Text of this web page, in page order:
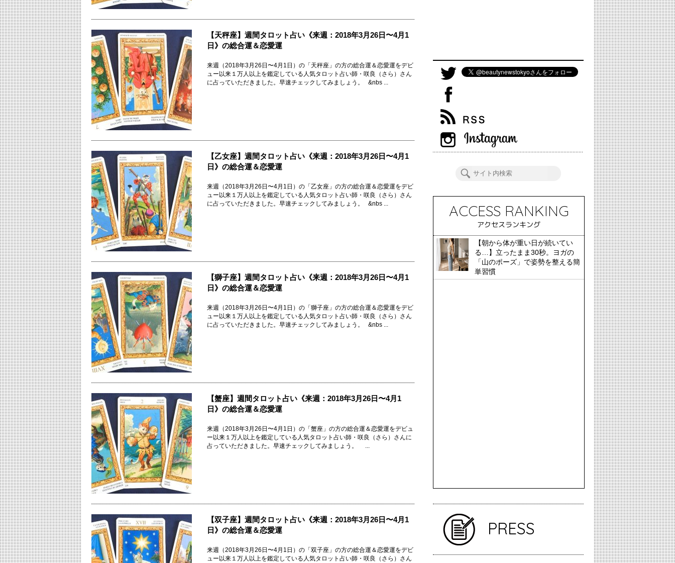
【天秤座】週間タロット占い《来週：2018年3月26日〜4月1
日》の総合運＆恋愛運
来週（2018年3月26日〜4月1日）の「天秤座」の方の総合運＆恋愛運をデビ
ュー以来１万人以上を鑑定している人気タロット占い師・咲良（さら）さん
に占っていただきました。早速チェックしてみましょう。 &nbs ...
【乙女座】週間タロット占い《来週：2018年3月26日〜4月1
日》の総合運＆恋愛運
来週（2018年3月26日〜4月1日）の「乙女座」の方の総合運＆恋愛運をデビ
ュー以来１万人以上を鑑定している人気タロット占い師・咲良（さら）さん
に占っていただきました。早速チェックしてみましょう。 &nbs ...
【獅子座】週間タロット占い《来週：2018年3月26日〜4月1
日》の総合運＆恋愛運
来週（2018年3月26日〜4月1日）の「獅子座」の方の総合運＆恋愛運をデビ
ュー以来１万人以上を鑑定している人気タロット占い師・咲良（さら）さん
に占っていただきました。早速チェックしてみましょう。 &nbs ...
【蟹座】週間タロット占い《来週：2018年3月26日〜4月1
日》の総合運＆恋愛運
来週（2018年3月26日〜4月1日）の「蟹座」の方の総合運＆恋愛運をデビュ
ー以来１万人以上を鑑定している人気タロット占い師・咲良（さら）さんに
占っていただきました。早速チェックしてみましょう。 ...
【双子座】週間タロット占い《来週：2018年3月26日〜4月1
日》の総合運＆恋愛運
来週（2018年3月26日〜4月1日）の「双子座」の方の総合運＆恋愛運をデビ
ュー以来１万人以上を鑑定している人気タロット占い師・咲良（さら）さん
ACCESS RANKING
アクセスランキング
【朝から体が重い日が続いてい
る…】立ったまま30秒。ヨガの
「山のポーズ」で姿勢を整える簡
単習慣
PRESS